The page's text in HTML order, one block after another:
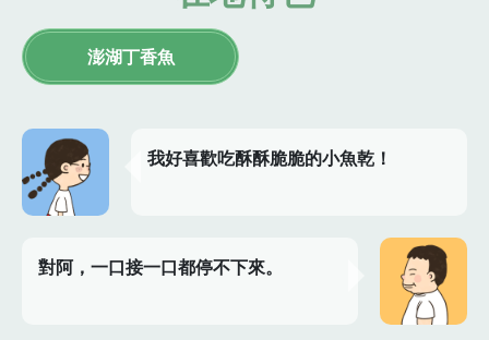
澎湖丁香魚
我好喜歡吃酥酥脆脆的小魚乾！
對阿，一口接一口都停不下來。